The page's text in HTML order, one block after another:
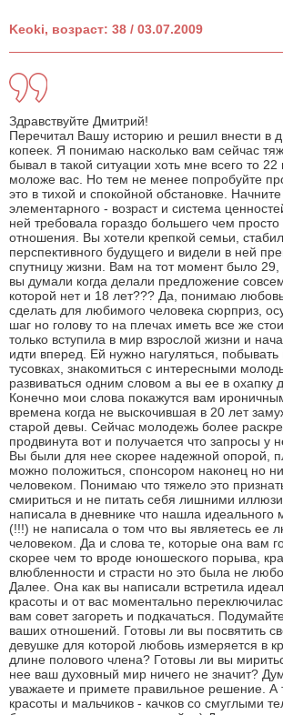
Keoki, возраст: 38 / 03.07.2009
Здравствуйте Дмитрий!
Перечитал Вашу историю и решил внести в
копеек. Я понимаю насколько вам сейчас
бывал в такой ситуации хоть мне всего то 22
моложе вас. Но тем не менее попробуйте
это в тихой и спокойной обстановке.
элементарного - возраст и система
ней требовала гораздо большего чем
отношения. Вы хотели крепкой семьи,
перспективного будущего и видели в ней
спутницу жизни. Вам на тот момент было
вы думали когда делали предложение
которой нет и 18 лет??? Да, понимаю
сделать для любимого человека сюрприз,
шаг но голову то на плечах иметь все же
только вступила в мир взрослой жизни и
идти вперед. Ей нужно нагуляться,
тусовках, знакомиться с интересными
развиваться одним словом а вы ее в охапку
Конечно мои слова покажутся вам
времена когда не выскочившая в 20 лет
старой девы. Сейчас молодежь более
продвинута вот и получается что запросы у
Вы были для нее скорее надежной опорой,
можно положиться, спонсором наконец но
человеком. Понимаю что тяжело это
смириться и не питать себя лишними
написала в дневнике что нашла идеального
(!!!) не написала о том что вы являетесь ее
человеком. Да и слова те, которые она вам
скорее чем то вроде юношеского порыва,
влюбленности и страсти но это была не
Далее. Она как вы написали встретила
красоты и от вас моментально
вам совет загореть и подкачаться.
ваших отношений. Готовы ли вы посвятить
девушке для которой любовь измеряется в
длине полового члена? Готовы ли вы
нее ваш духовный мир ничего не значит?
уважаете и примете правильное решение. А
красоты и мальчиков - качков со смуглыми